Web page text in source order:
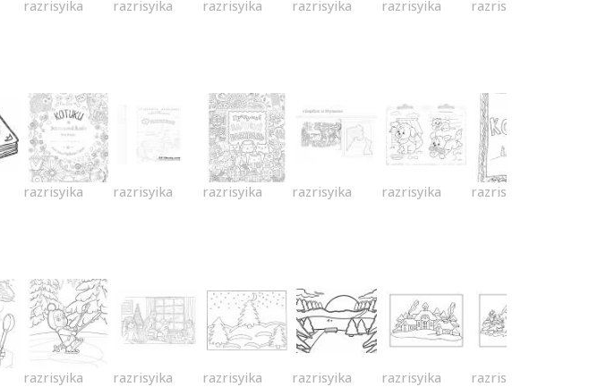
razrisyika razrisyika razrisyika razrisyika razrisyika razrisyika
razrisyika razrisyika razrisyika razrisyika razrisyika razrisyika
razrisyika razrisyika razrisyika razrisyika razrisyika razrisyika